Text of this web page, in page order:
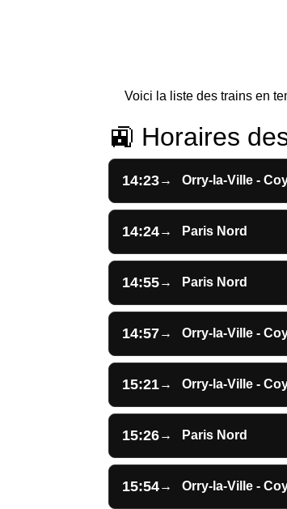
Voici la liste des trains en
🚉 Horaires
14:23→ Orry-la-Ville -
14:24→ Paris Nord
14:55→ Paris Nord
14:57→ Orry-la-Ville -
15:21→ Orry-la-Ville -
15:26→ Paris Nord
15:54→ Orry-la-Ville -